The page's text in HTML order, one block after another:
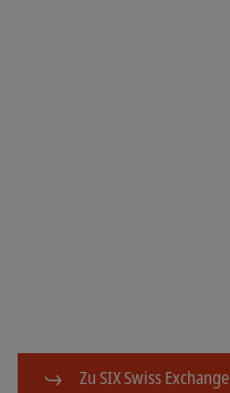
Zu SIX Swiss Exchange